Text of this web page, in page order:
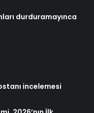
durduramayınca
incelemesi